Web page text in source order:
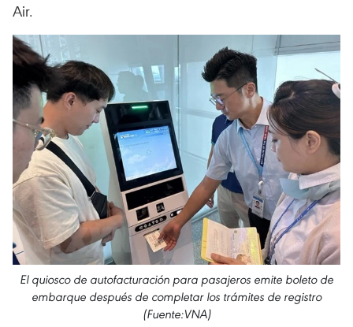
Air.
El quiosco de autofacturación para pasajeros emite boleto de
embarque después de completar los trámites de registro
(Fuente:VNA)